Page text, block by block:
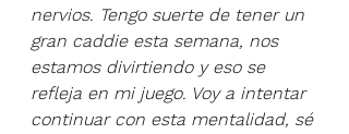
nervios. Tengo suerte de tener un
gran caddie esta semana, nos
estamos divirtiendo y eso se
refleja en mi juego. Voy a intentar
continuar con esta mentalidad, sé